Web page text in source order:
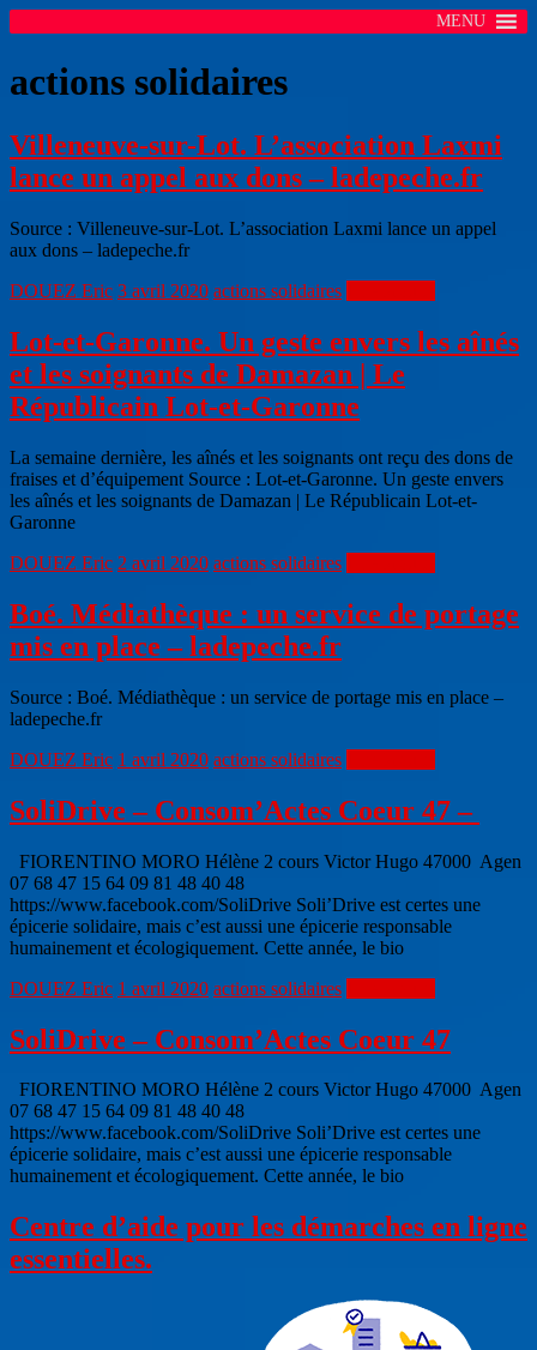
MENU
actions solidaires
Villeneuve-sur-Lot. L’association Laxmi
lance un appel aux dons – ladepeche.fr
Source : Villeneuve-sur-Lot. L’association Laxmi lance un appel
aux dons – ladepeche.fr
DOUEZ Eric 3 avril 2020 actions solidaires
Lot-et-Garonne. Un geste envers les aînés
et les soignants de Damazan | Le
Républicain Lot-et-Garonne
La semaine dernière, les aînés et les soignants ont reçu des dons de
fraises et d’équipement Source : Lot-et-Garonne. Un geste envers
les aînés et les soignants de Damazan | Le Républicain Lot-et-
Garonne
DOUEZ Eric 2 avril 2020 actions solidaires
Boé. Médiathèque : un service de portage
mis en place – ladepeche.fr
Source : Boé. Médiathèque : un service de portage mis en place –
ladepeche.fr
DOUEZ Eric 1 avril 2020 actions solidaires
SoliDrive – Consom’Actes Coeur 47 –
FIORENTINO MORO Hélène 2 cours Victor Hugo 47000 Agen
07 68 47 15 64 09 81 48 40 48
https://www.facebook.com/SoliDrive Soli’Drive est certes une
épicerie solidaire, mais c’est aussi une épicerie responsable
humainement et écologiquement. Cette année, le bio
DOUEZ Eric 1 avril 2020 actions solidaires
SoliDrive – Consom’Actes Coeur 47
FIORENTINO MORO Hélène 2 cours Victor Hugo 47000 Agen
07 68 47 15 64 09 81 48 40 48
https://www.facebook.com/SoliDrive Soli’Drive est certes une
épicerie solidaire, mais c’est aussi une épicerie responsable
humainement et écologiquement. Cette année, le bio
Centre d’aide pour les démarches en ligne
essentielles.